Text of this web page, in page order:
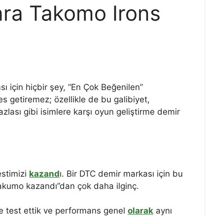
Takomo Irons
için hiçbir şey, “En Çok Beğenilen”
getiremez; özellikle de bu galibiyet,
gibi isimlere karşı oyun geliştirme demir
kazandı. Bir DTC demir markası için bu
kazandı”dan çok daha ilginç.
test ettik ve performans genel olarak aynı